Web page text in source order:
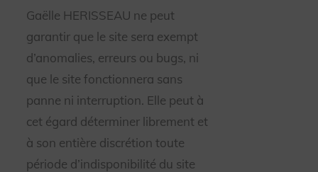
Gaëlle HERISSEAU ne peut
garantir que le site sera exempt
d’anomalies, erreurs ou bugs, ni
que le site fonctionnera sans
panne ni interruption. Elle peut à
cet égard déterminer librement et
à son entière discrétion toute
période d’indisponibilité du site